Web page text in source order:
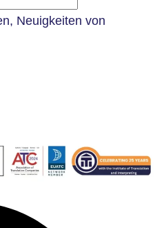
Neuigkeiten von